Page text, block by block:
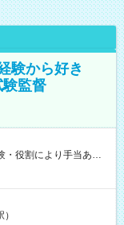
験から好き
監督
い）オプションあ
どで給与の一部を受け
1時間） 時給1,300円
役割により時給＋100